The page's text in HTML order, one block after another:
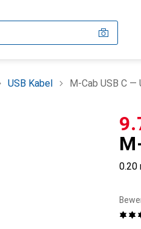
USB Kabel M-Cab USB C —
0.20